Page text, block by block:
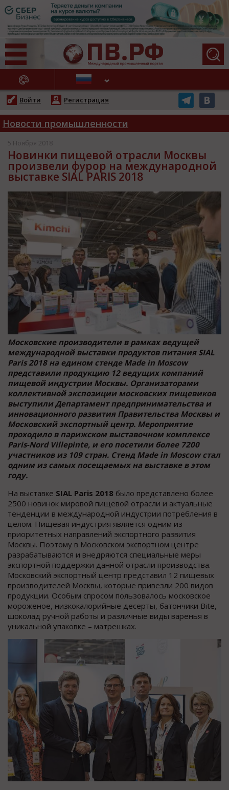
НОВОСТИ
Войти Регистрация
Новости промышленности
5 Ноября 2018
Новинки пищевой отрасли Москвы
произвели фурор на международной
выставке SIAL PARIS 2018
Московские производители в рамках ведущей
международной выставки продуктов питания SIAL
Paris 2018 на едином стенде Made in Moscow
представили продукцию 12 ведущих компаний
пищевой индустрии Москвы. Организаторами
коллективной экспозиции московских пищевиков
выступили Департамент предпринимательства и
инновационного развития Правительства Москвы и
Московский экспортный центр. Мероприятие
проходило в парижском выставочном комплексе
Paris-Nord Villepinte, и его посетили более 7200
участников из 109 стран. Стенд Made in Moscow стал
одним из самых посещаемых на выставке в этом
году.
На выставке SIAL Paris 2018 было представлено более
2500 новинок мировой пищевой отрасли и актуальные
тенденции в международной индустрии потребления в
целом. Пищевая индустрия является одним из
приоритетных направлений экспортного развития
Москвы. Поэтому в Московском экспортном центре
разрабатываются и внедряются специальные меры
экспортной поддержки данной отрасли производства.
Московский экспортный центр представил 12 пищевых
производителей Москвы, которые привезли 200 видов
продукции. Особым спросом пользовалось московское
мороженое, низкокалорийные десерты, батончики Bite,
шоколад ручной работы и различные виды варенья в
уникальной упаковке – матрешках.